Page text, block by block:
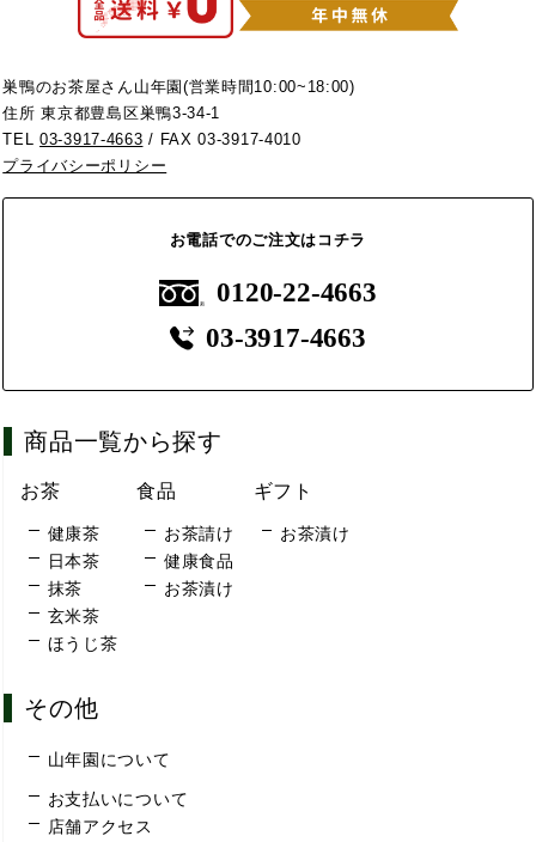
巣鴨のお茶屋さん山年園(営業時間10:00~18:00)
住所 東京都豊島区巣鴨3-34-1
TEL03-3917-4663 / FAX 03-3917-4010
プライバシーポリシー
お電話でのご注文はコチラ
0120-22-4663
03-3917-4663
商品一覧から探す
お茶
健康茶
日本茶
抹茶
玄米茶
ほうじ茶
食品
お茶請け
健康食品
お茶漬け
ギフト
お茶漬け
その他
山年園について
お支払いについて
店舗アクセス